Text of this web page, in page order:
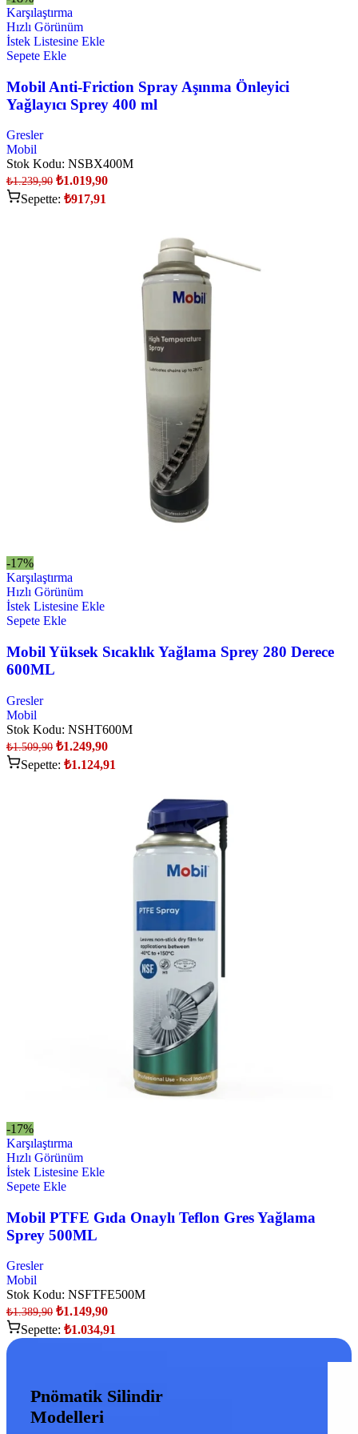
Karşılaştırma
Hızlı Görünüm
İstek Listesine Ekle
Sepete Ekle
Mobil Anti-Friction Spray Aşınma Önleyici
Yağlayıcı Sprey 400 ml
Gresler
Mobil
Stok Kodu: NSBX400M
₺1.239,90 ₺1.019,90
Sepette: ₺917,91
-17%
Karşılaştırma
Hızlı Görünüm
İstek Listesine Ekle
Sepete Ekle
Mobil Yüksek Sıcaklık Yağlama Sprey 280 Derece
600ML
Gresler
Mobil
Stok Kodu: NSHT600M
₺1.509,90 ₺1.249,90
Sepette: ₺1.124,91
-17%
Karşılaştırma
Hızlı Görünüm
İstek Listesine Ekle
Sepete Ekle
Mobil PTFE Gıda Onaylı Teflon Gres Yağlama
Sprey 500ML
Gresler
Mobil
Stok Kodu: NSFTFE500M
₺1.389,90 ₺1.149,90
Sepette: ₺1.034,91
Pnömatik Silindir
Modelleri